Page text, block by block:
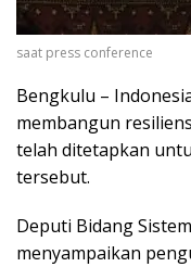
saat press conference
Bengkulu –
membangun
telah ditetapkan
tersebut.
Deputi Bidang
menyampaikan